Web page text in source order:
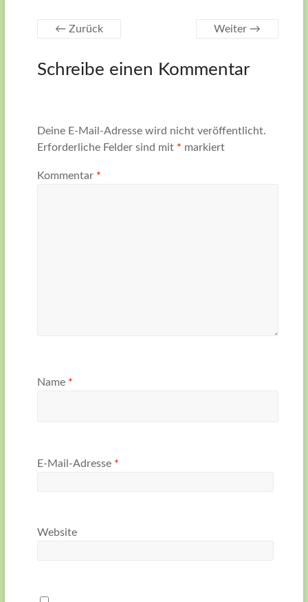
← Zurück Weiter →
Schreibe einen Kommentar
Deine E-Mail-Adresse wird nicht veröffentlicht.
Erforderliche Felder sind mit * markiert
Kommentar *
Name *
E-Mail-Adresse *
Website